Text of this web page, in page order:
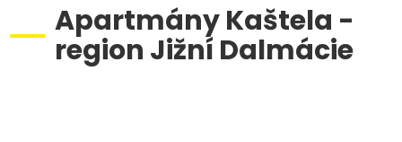
Apartmány Kaštela -
region Jižní Dalmácie